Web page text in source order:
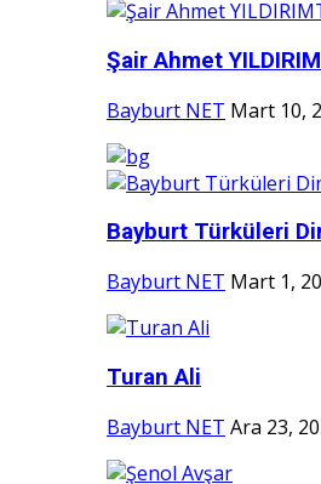
Şair Ahmet
Bayburt NET Mart 10,
Bayburt Türküleri
Bayburt NET Mart 1,
Turan Ali
Bayburt NET Ara 23,